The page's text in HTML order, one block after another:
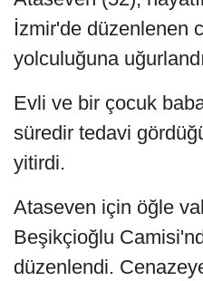
İzmir'de düzenlenen
yolculuğuna
Evli ve bir çocuk
süredir tedavi
yitirdi.
Ataseven için öğle
Beşikçioğlu
düzenlendi.